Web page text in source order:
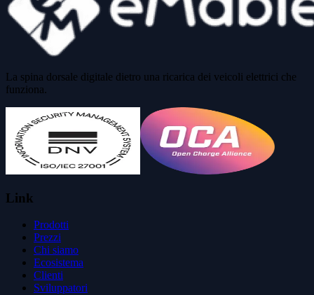
La spina dorsale digitale dietro una ricarica dei veicoli elettrici che
funziona.
Link
Prodotti
Prezzi
Chi siamo
Ecosistema
Clienti
Sviluppatori